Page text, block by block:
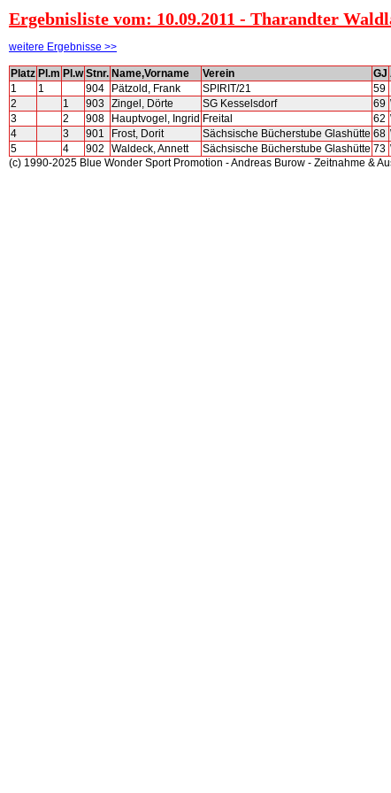
Ergebnisliste vom: 10.09.2011 - Tharandter
weitere Ergebnisse >>
Platz Pl.m Pl.w Stnr. Name,Vorname Verein GJ
1
1 904 Pätzold, Frank SPIRIT/21 59
2
1 903 Zingel, Dörte SG Kesselsdorf 69
3
2 908 Hauptvogel, Ingrid Freital 62
4
3 901 Frost, Dorit Sächsische Bücherstube Glashütte 68
5
4 902 Waldeck, Annett Sächsische Bücherstube Glashütte 73
(c) 1990-2025 Blue Wonder Sport Promotion - Andreas Burow - Zeitnahme &